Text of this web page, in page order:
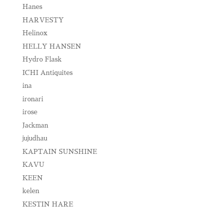
Hanes
HARVESTY
Helinox
HELLY HANSEN
Hydro Flask
ICHI Antiquites
ina
ironari
irose
Jackman
jujudhau
KAPTAIN SUNSHINE
KAVU
KEEN
kelen
KESTIN HARE